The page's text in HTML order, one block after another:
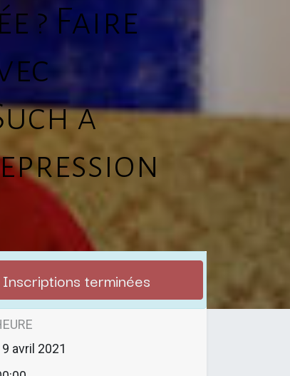
? Faire
a
Inscriptions terminées
9 avril 2021